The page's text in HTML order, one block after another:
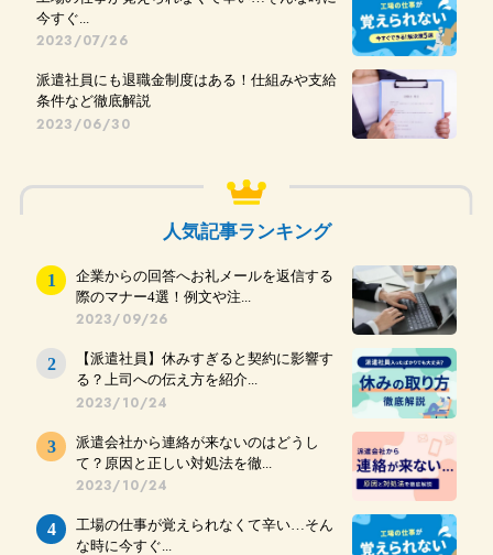
今すぐ...
2023/07/26
派遣社員にも退職金制度はある！仕組みや支給
条件など徹底解説
2023/06/30
人気記事ランキング
企業からの回答へお礼メールを返信する
際のマナー4選！例文や注...
2023/09/26
【派遣社員】休みすぎると契約に影響す
る？上司への伝え方を紹介...
2023/10/24
派遣会社から連絡が来ないのはどうし
て？原因と正しい対処法を徹...
2023/10/24
工場の仕事が覚えられなくて辛い…そん
な時に今すぐ...